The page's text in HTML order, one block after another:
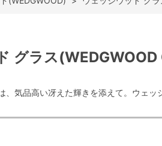
グラス(WEDGWOOD
、気品高い冴えた輝きを添えて。ウェ